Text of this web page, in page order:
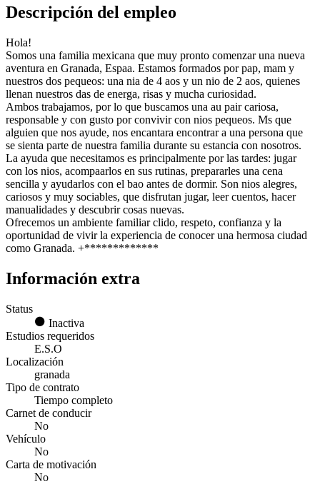
Descripción del empleo
Hola!
Somos una familia mexicana que muy pronto comenzar una nueva
aventura en Granada, Espaa. Estamos formados por pap, mam y
nuestros dos pequeos: una nia de 4 aos y un nio de 2 aos, quienes
llenan nuestros das de energa, risas y mucha curiosidad.
Ambos trabajamos, por lo que buscamos una au pair cariosa,
responsable y con gusto por convivir con nios pequeos. Ms que
alguien que nos ayude, nos encantara encontrar a una persona que
se sienta parte de nuestra familia durante su estancia con nosotros.
La ayuda que necesitamos es principalmente por las tardes: jugar
con los nios, acompaarlos en sus rutinas, prepararles una cena
sencilla y ayudarlos con el bao antes de dormir. Son nios alegres,
cariosos y muy sociables, que disfrutan jugar, leer cuentos, hacer
manualidades y descubrir cosas nuevas.
Ofrecemos un ambiente familiar clido, respeto, confianza y la
oportunidad de vivir la experiencia de conocer una hermosa ciudad
como Granada. +*************
Información extra
Status
Inactiva
Estudios requeridos
E.S.O
Localización
granada
Tipo de contrato
Tiempo completo
Carnet de conducir
No
Vehículo
No
Carta de motivación
No